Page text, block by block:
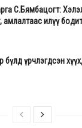
Түүнчлэн энэ
Ерөнхий сайд
С.Бямбацогт:
амлалтаас илүү
бүлд үрчлэгдсэн